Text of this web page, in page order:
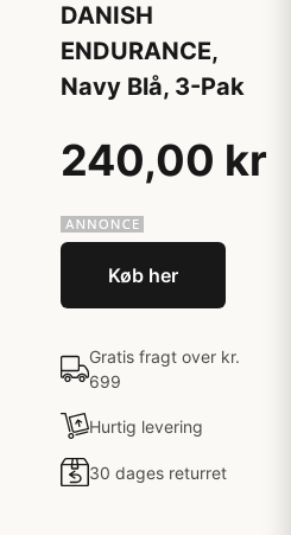
DANISH
ENDURANCE,
Navy Blå, 3-Pak
240,00 kr
Køb her
Gratis fragt over kr.
699
Hurtig levering
30 dages returret